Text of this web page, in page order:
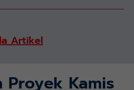
Artikel
Proyek Kamis